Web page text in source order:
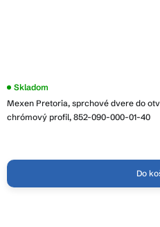
Mexen Pretoria, sprchové dvere do
chrómový profil, 852-090-000-01-40
Skladom
Do